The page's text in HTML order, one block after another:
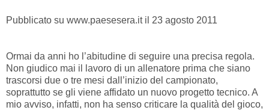
Pubblicato su www.paesesera.it il 23 agosto 2011
Ormai da anni ho l’abitudine di seguire una precisa regola.
Non giudico mai il lavoro di un allenatore prima che siano
trascorsi due o tre mesi dall’inizio del campionato,
soprattutto se gli viene affidato un nuovo progetto tecnico. A
mio avviso, infatti, non ha senso criticare la qualità del gioco,